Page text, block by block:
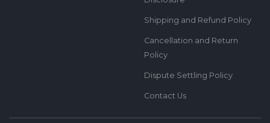
Shipping and Refund Policy
Cancellation and Return
Policy
Dispute Settling Policy
Contact Us